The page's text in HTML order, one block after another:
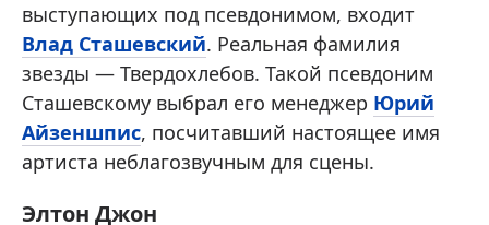
выступающих под псевдонимом, входит
Влад Сташевский. Реальная фамилия
звезды — Твердохлебов. Такой псевдоним
Сташевскому выбрал его менеджер Юрий
Айзеншпис, посчитавший настоящее имя
артиста неблагозвучным для сцены.
Элтон Джон